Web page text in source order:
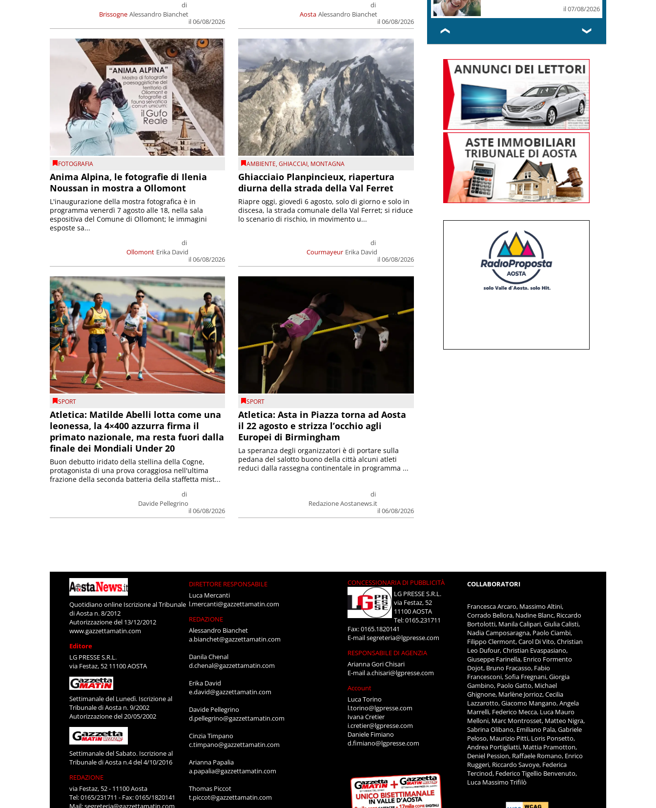
Brissogne
di
Alessandro Bianchet
il 06/08/2026
Aosta
di
Alessandro Bianchet
il 06/08/2026
FOTOGRAFIA
Anima Alpina, le fotografie di Ilenia
Noussan in mostra a Ollomont
Ollomont
di
Erika David
il 06/08/2026
L'inaugurazione della mostra fotografica è in
programma venerdì 7 agosto alle 18, nella sala
espositiva del Comune di Ollomont; le immagini
esposte sa...
AMBIENTE,GHIACCIAI, MONTAGNA
Ghiacciaio Planpincieux, riapertura
diurna della strada della Val Ferret
Courmayeur
di
Erika David
il 06/08/2026
Riapre oggi, giovedì 6 agosto, solo di giorno e solo in
discesa, la strada comunale della Val Ferret; si riduce
lo scenario di rischio, in movimento u...
SPORT
Atletica: Matilde Abelli lotta come una
leonessa, la 4×400 azzurra firma il
primato nazionale, ma resta fuori dalla
finale dei Mondiali Under 20
di
Davide Pellegrino
il 06/08/2026
Buon debutto iridato della stellina della Cogne,
protagonista di una prova coraggiosa nell'ultima
frazione della seconda batteria della staffetta mist...
SPORT
Atletica: Asta in Piazza torna ad Aosta
il 22 agosto e strizza l’occhio agli
Europei di Birmingham
di
Redazione Aostanews.it
il 06/08/2026
La speranza degli organizzatori è di portare sulla
pedana del salotto buono della città alcuni atleti
reduci dalla rassegna continentale in programma ...
il 07/08/2026
❮ ❯
Quotidiano online Iscrizione al Tribunale
di Aosta n. 8/2012
Autorizzazione del 13/12/2012
www.gazzettamatin.com
Editore
LG PRESSE S.R.L.
via Festaz, 52 11100 AOSTA
Settimanale del Lunedì. Iscrizione al
Tribunale di Aosta n. 9/2002
Autorizzazione del 20/05/2002
Settimanale del Sabato. Iscrizione al
Tribunale di Aosta n.4 del 4/10/2016
REDAZIONE
via Festaz, 52 - 11100 Aosta
Tel: 0165/231711 - Fax: 0165/1820141
DIRETTORE RESPONSABILE
Luca Mercanti
l.mercanti@gazzettamatin.com
REDAZIONE
Alessandro Bianchet
a.bianchet@gazzettamatin.com
Danila Chenal
d.chenal@gazzettamatin.com
Erika David
e.david@gazzettamatin.com
Davide Pellegrino
d.pellegrino@gazzettamatin.com
Cinzia Timpano
c.timpano@gazzettamatin.com
Arianna Papalia
a.papalia@gazzettamatin.com
Thomas Piccot
t.piccot@gazzettamatin.com
CONCESSIONARIA DI PUBBLICITÀ
LG PRESSE S.R.L.
via Festaz, 52
11100 AOSTA
Tel: 0165.231711
Fax: 0165.1820141
E-mailsegreteria@lgpresse.com
RESPONSABILE DI AGENZIA
Arianna Gori Chisari
E-maila.chisari@lgpresse.com
Account
Luca Torino
l.torino@lgpresse.com
Ivana Cretier
i.cretier@lgpresse.com
Daniele Fimiano
d.fimiano@lgpresse.com
COLLABORATORI
Francesca Arcaro, Massimo Altini,
Corrado Bellora, Nadine Blanc, Riccardo
Bortolotti, Manila Calipari, Giulia Calisti,
Nadia Camposaragna, Paolo Ciambi,
Filippo Clermont, Carol Di Vito, Christian
Leo Dufour, Christian Evaspasiano,
Giuseppe Farinella, Enrico Formento
Dojot, Bruno Fracasso, Fabio
Francesconi, Sofia Fregnani, Giorgia
Gambino, Paolo Gatto, Michael
Ghignone, Marlène Jorrioz, Cecilia
Lazzarotto, Giacomo Mangano, Angela
Marrelli, Federico Mecca, Luca Mauro
Melloni, Marc Montrosset, Matteo Nigra,
Sabrina Olibano, Emiliano Pala, Gabriele
Peloso, Maurizio Pitti, Loris Ponsetto,
Andrea Portigliatti, Mattia Pramotton,
Deniel Pession, Raffaele Romano, Enrico
Ruggeri, Riccardo Savoye, Federica
Tercinod, Federico Tigellio Benvenuto,
Luca Massimo Trifilò